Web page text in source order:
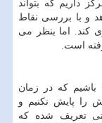
داریم که بتواند
و با بررسی نقاط
کند. اما بنظر می
است.
باشیم که در زمان
را پایش نکنیم و
تعریف شده که